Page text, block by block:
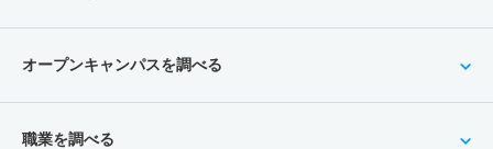
オープンキャンパスを調べる
職業を調べる